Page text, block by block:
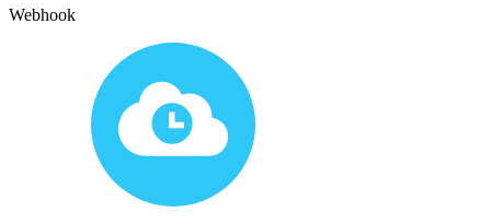
Webhook